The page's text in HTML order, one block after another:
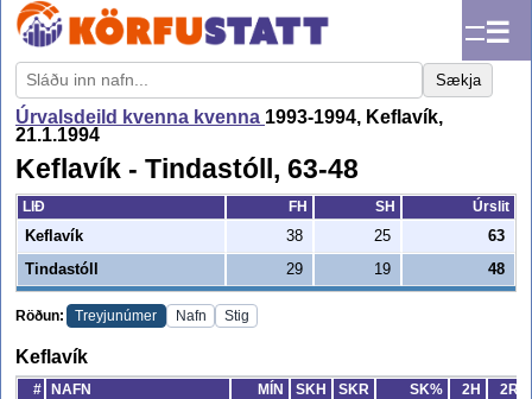
☰
Sækja
Úrvalsdeild kvenna kvenna 1993-1994, Keflavík,
21.1.1994
Keflavík - Tindastóll, 63-48
LIÐ FH SH
Úrslit
Keflavík
38 25
63
Tindastóll
29 19 48
Röðun: Treyjunúmer Nafn Stig
Keflavík
# NAFN MÍN SKH SKR SK% 2H
2R